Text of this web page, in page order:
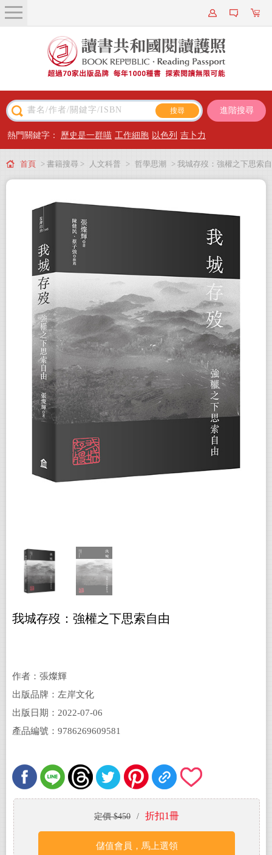
關於我們
近期新書
主題閱讀
出版專區
會員專屬
會員儲值方案
進階搜尋
熱門關鍵字： 歷史是一群喵 工作細胞 以色列 吉卜力
首頁 > 書籍搜尋 > 人文科普 > 哲學思潮 > 我城存歿：強權之下思索自
我城存歿：強權之下思索自由
作者：張燦輝
出版品牌：左岸文化
出版日期：2022-07-06
產品編號：9786269609581
定價 $450 / 折扣1冊
儲值會員，馬上選領